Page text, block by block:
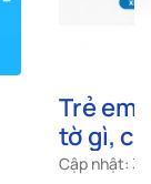
Trẻ em
tờ gì,
theo
Cập nhật: